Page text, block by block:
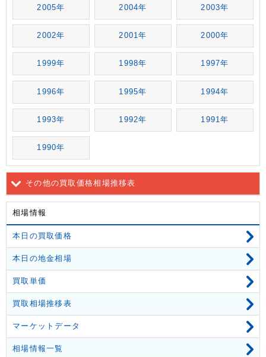
2005年 2004年 2003年
2002年 2001年 2000年
1999年 1998年 1997年
1996年 1995年 1994年
1993年 1992年 1991年
1990年
その他の買取価格相場推移表
相場情報
本日の買取価格
本日の地金相場
買取単価
買取相場推移表
マーケットデータ
相場情報一覧